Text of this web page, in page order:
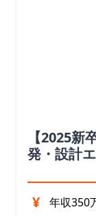
【2025
発・設計
¥ 年収350